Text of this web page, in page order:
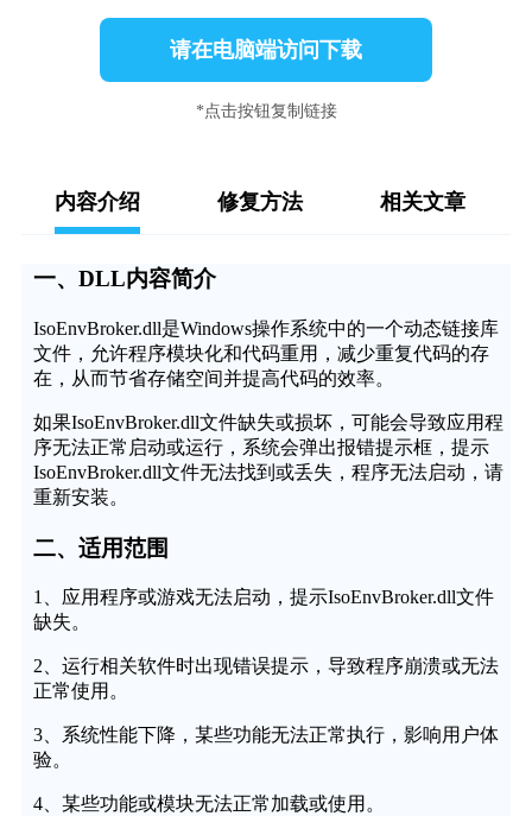
请在电脑端访问下载
*点击按钮复制链接
内容介绍 修复方法 相关文章
一、DLL内容简介
IsoEnvBroker.dll是Windows操作系统中的一个动态链接库
文件，允许程序模块化和代码重用，减少重复代码的存
在，从而节省存储空间并提高代码的效率。
如果IsoEnvBroker.dll文件缺失或损坏，可能会导致应用程
序无法正常启动或运行，系统会弹出报错提示框，提示
IsoEnvBroker.dll文件无法找到或丢失，程序无法启动，请
重新安装。
二、适用范围
1、应用程序或游戏无法启动，提示IsoEnvBroker.dll文件
缺失。
2、运行相关软件时出现错误提示，导致程序崩溃或无法
正常使用。
3、系统性能下降，某些功能无法正常执行，影响用户体
验。
4、某些功能或模块无法正常加载或使用。